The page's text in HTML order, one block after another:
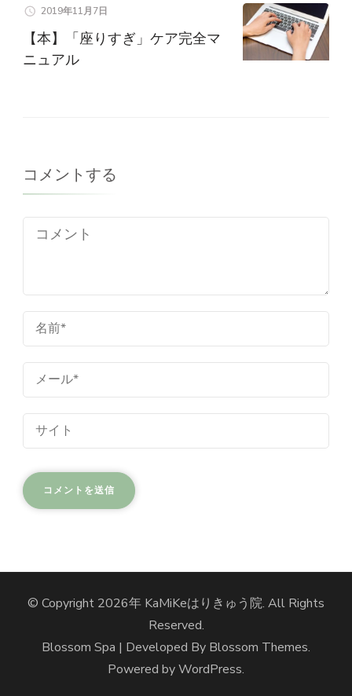
2019年11月7日
【本】「座りすぎ」ケア完全マ
ニュアル
コメントする
© Copyright 2026年 KaMiKeはりきゅう院. All Rights
Reserved.
Blossom Spa | Developed By Blossom Themes.
Powered byWordPress.